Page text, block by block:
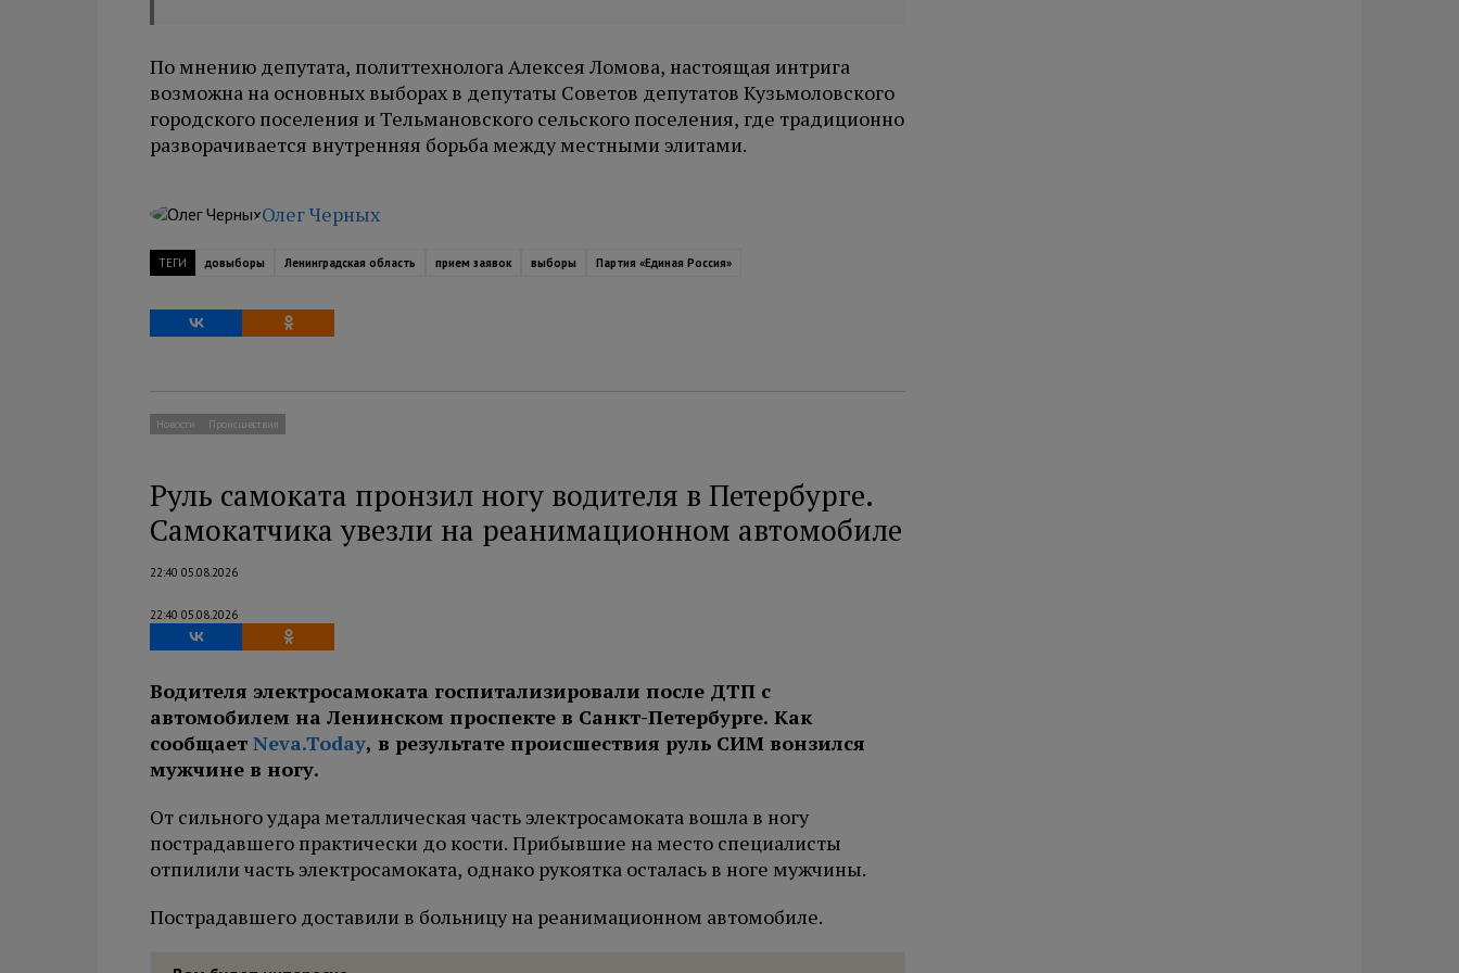
По мнению депутата, политтехнолога Алексея Ломова, настоящая интрига
возможна на основных выборах в депутаты Советов депутатов Кузьмоловского
городского поселения и Тельмановского сельского поселения, где традиционно
разворачивается внутренняя борьба между местными элитами.
Олег Черных
ТЕГИ довыборы Ленинградская область прием заявок выборы Партия «Единая Россия»
Новости Происшествия
Руль самоката пронзил ногу водителя в Петербурге.
Самокатчика увезли на реанимационном автомобиле
22:40 05.08.2026
22:40 05.08.2026
Водителя электросамоката госпитализировали после ДТП с
автомобилем на Ленинском проспекте в Санкт-Петербурге. Как
сообщает Neva.Today, в результате происшествия руль СИМ вонзился
мужчине в ногу.
От сильного удара металлическая часть электросамоката вошла в ногу
пострадавшего практически до кости. Прибывшие на место специалисты
отпилили часть электросамоката, однако рукоятка осталась в ноге мужчины.
Пострадавшего доставили в больницу на реанимационном автомобиле.